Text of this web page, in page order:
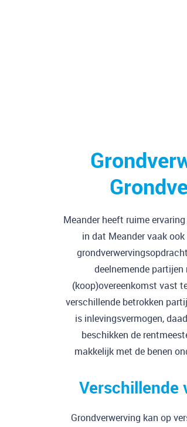
Meander heeft ruime
in dat Meander vaak
deelnemende
(koop)overeenkomst vast
verschillende betrokken
is inlevingsvermogen,
beschikken de
makkelijk met de benen
Verschillende
Grondverwerving kan op